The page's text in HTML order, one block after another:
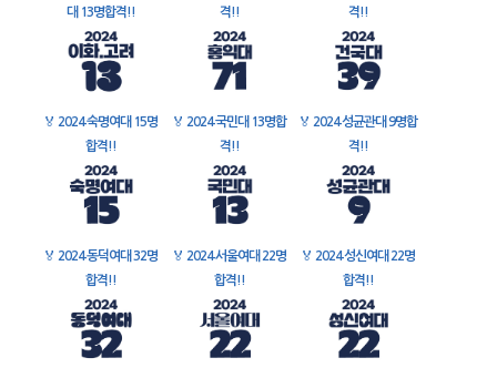
대 13명합격!!
격!!
격!!
🏅 2024 숙명여대 15명
합격!!
🏅 2024 국민대 13명합
격!!
🏅 2024 성균관대 9명합
격!!
🏅 2024 동덕여대 32명
합격!!
🏅 2024 서울여대 22명
합격!!
🏅 2024 성신여대 22명
합격!!